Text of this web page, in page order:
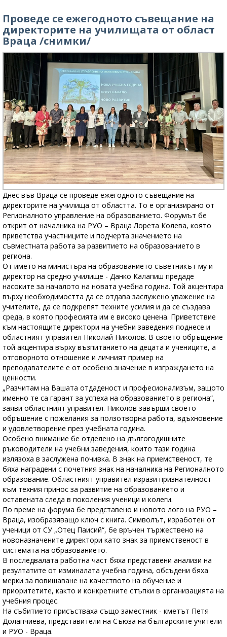
Проведе се ежегодното съвещание на
директорите на училищата от област
Враца /снимки/
Днес във Враца се проведе ежегодното съвещание на
директорите на училища от областта. То е организирано от
Регионалното управление на образованието. Форумът бе
открит от началника на РУО – Враца Лорета Колева, която
приветства участниците и подчерта значението на
съвместната работа за развитието на образованието в
региона.
От името на министъра на образованието съветникът му и
директор на средно училище - Данко Калапиш предаде
насоките за началото на новата учебна година. Той акцентира
върху необходимостта да се отдава заслужено уважение на
учителите, да се подкрепят техните усилия и да се създава
среда, в която професията им е високо ценена. Приветствие
към настоящите директори на учебни заведения поднесе и
областният управител Николай Николов. В своето обръщение
той акцентира върху възпитанието на децата и учениците, а
отговорното отношение и личният пример на
преподавателите е от особено значение в изграждането на
ценности.
„Разчитам на Вашата отдаденост и професионализъм, защото
именно те са гарант за успеха на образованието в региона“,
заяви областният управител. Николов завърши своето
обръшение с пожелания за ползотворна работа, вдъхновение
и удовлетворение през учебната година.
Особено внимание бе отделено на дългогодишните
ръководители на учебни заведения, които тази година
излязоха в заслужена почивка. В знак на приемственост, те
бяха наградени с почетния знак на началника на Регионалното
образование. Областният управител изрази признателност
към техния принос за развитие на образованието и
оставената следа в поколения ученици и колеги.
По време на форума бе представено и новото лого на РУО –
Враца, изобразяващо ключ с книга. Символът, изработен от
ученици от СУ „Отец Паисий“, бе връчен тържествено на
новоназначените директори като знак за приемственост в
системата на образованието.
В последвалата работна част бяха представени анализи на
резултатите от изминалата учебна година, обсъдени бяха
мерки за повишаване на качеството на обучение и
приоритетите, както и конкретните стъпки в организацията на
учебния процес.
На събитието присъстваха също заместник - кметът Петя
Долапчиева, представители на Съюза на българските учители
и РУО - Враца.